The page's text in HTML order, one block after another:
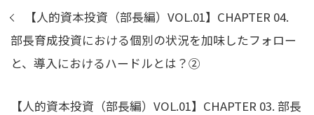
【人的資本投資（部長編）VOL.01】CHAPTER 04.
部長育成投資における個別の状況を加味したフォロー
と、導入におけるハードルとは？②
【人的資本投資（部長編）VOL.01】CHAPTER 03. 部長